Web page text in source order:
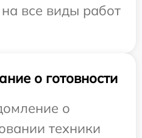
все виды работ
о готовности
о
техники